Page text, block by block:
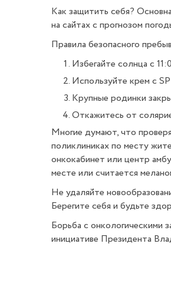
Как защитить себя?
на сайтах с прогнозом
Правила безопасного
Избегайте солнца с
Используйте крем с
Крупные родинки
Откажитесь от
Многие думают, что
поликлиниках по месту
онкокабинет или центр
месте или считается
Не удаляйте
Берегите себя и будьте
Борьба с онкологическими
инициативе Президента